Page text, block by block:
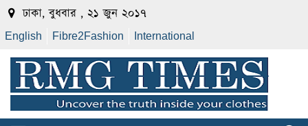
ঢাকা, বুধবার , ২১ জুন ২০১৭
English Fibre2Fashion International